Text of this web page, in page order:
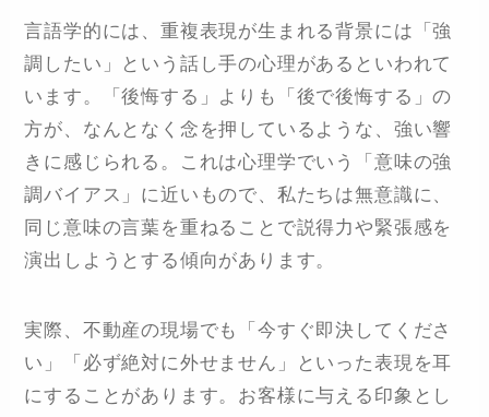
言語学的には、重複表現が生まれる背景には「強
調したい」という話し手の心理があるといわれて
います。「後悔する」よりも「後で後悔する」の
方が、なんとなく念を押しているような、強い響
きに感じられる。これは心理学でいう「意味の強
調バイアス」に近いもので、私たちは無意識に、
同じ意味の言葉を重ねることで説得力や緊張感を
演出しようとする傾向があります。
実際、不動産の現場でも「今すぐ即決してくださ
い」「必ず絶対に外せません」といった表現を耳
にすることがあります。お客様に与える印象とし